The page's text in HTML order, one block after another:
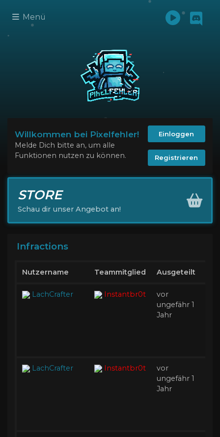
Menü
Willkommen bei Pixelfehler!
Melde Dich bitte an, um alle
Funktionen nutzen zu können.
Einloggen
Registrieren
STORE
Schau dir unser Angebot an!
Infractions
Nutzername Teammitglied Ausgeteilt
LachCrafter Instantbr0t
vor
ungefähr 1
Jahr
LachCrafter Instantbr0t
vor
ungefähr 1
Jahr